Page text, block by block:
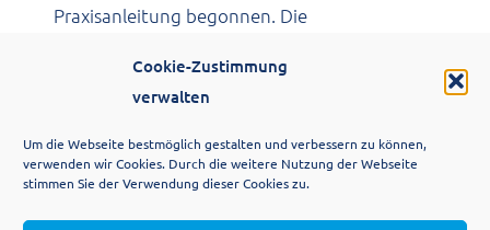
Cookie-Zustimmung
verwalten
Um die Webseite bestmöglich gestalten und verbessern zu können,
verwenden wir Cookies. Durch die weitere Nutzung der Webseite
stimmen Sie der Verwendung dieser Cookies zu.
Praxisanleitung begonnen. Die